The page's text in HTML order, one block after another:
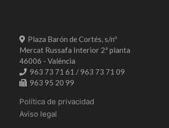
Plaza Barón de Cortés, s/nº
Mercat Russafa Interior 2ª planta
46006 - València
963 73 71 61 / 963 73 71 09
963 95 20 99
Política de privacidad
Aviso legal